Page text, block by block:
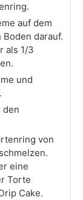
auf dem
darauf.
als 1/3
und
den
von
eine
Torte
Cake.